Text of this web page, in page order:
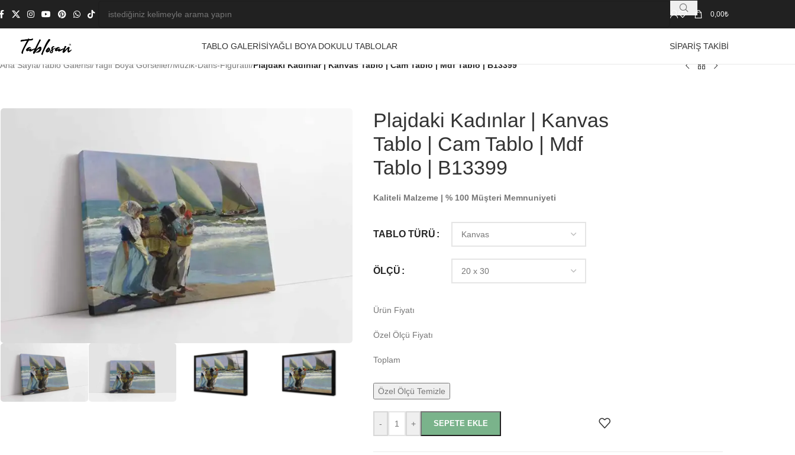
0,00₺
TABLO GALERISIYAĞLI BOYA DOKULU TABLOLAR SIPARIŞ TAKIBI
Ana Sayfa/ Tablo Galerisi/ Yağlı Boya Görseller/Müzik-Dans-Figüratif/Plajdaki Kadınlar | Kanvas Tablo | Cam Tablo | Mdf Tablo | B13399
Plajdaki Kadınlar | Kanvas
Tablo | Cam Tablo | Mdf
Tablo | B13399
Kaliteli Malzeme | % 100 Müşteri Memnuniyeti
TABLO TÜRÜ
ÖLÇÜ
Ürün Fiyatı
Özel Ölçü Fiyatı
Toplam
Özel Ölçü Temizle
- + SEPETE EKLE